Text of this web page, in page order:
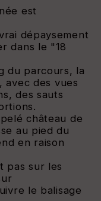
est
dépaysement
dans le "18
du parcours, la
des vues
des sauts
château de
au pied du
en raison
pas sur les
le balisage